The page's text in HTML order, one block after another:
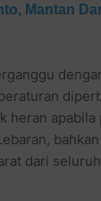
Mantan
heran
dari